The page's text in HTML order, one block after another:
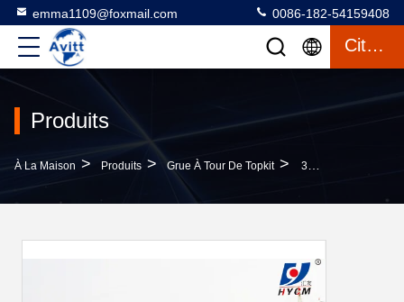
emma1109@foxmail.com 0086-182-54159408
Citation
Produits
À La Maison > Produits > Grue À Tour De Topkit > 380v / 220v Tour Électrique Crane 4 T Bâtiment Construction Tour Crane